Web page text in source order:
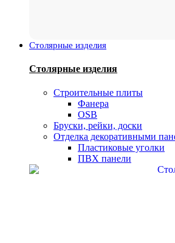
Столярные изделия
Столярные изделия
Строительные плиты
Фанера
OSB
Бруски, рейки, доски
Отделка декоративными
Пластиковые уголки
ПВХ панели